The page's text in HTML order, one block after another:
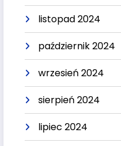
listopad 2024
październik 2024
wrzesień 2024
sierpień 2024
lipiec 2024